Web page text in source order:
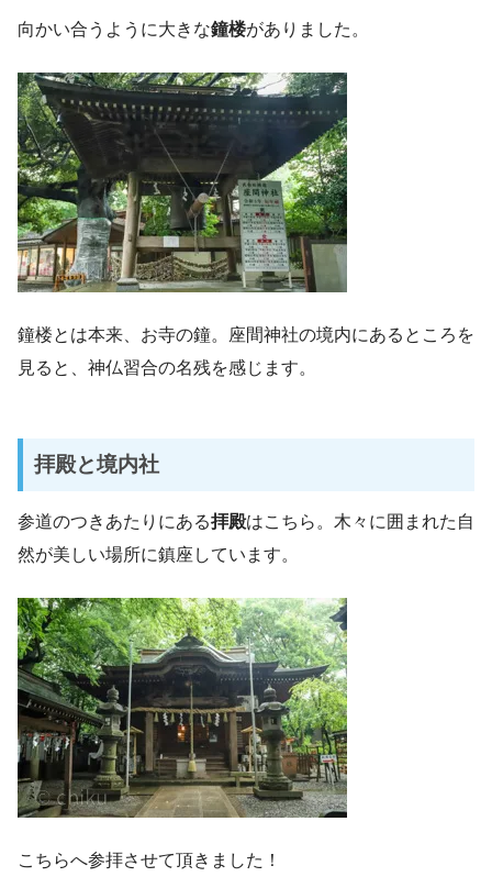
向かい合うように大きな鐘楼がありました。
鐘楼とは本来、お寺の鐘。座間神社の境内にあるところを
見ると、神仏習合の名残を感じます。
拝殿と境内社
参道のつきあたりにある拝殿はこちら。木々に囲まれた自
然が美しい場所に鎮座しています。
こちらへ参拝させて頂きました！